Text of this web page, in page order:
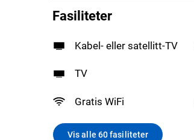
Fasiliteter
Kabel- eller satellitt-TV
TV
Gratis WiFi
Vis alle 60 fasiliteter